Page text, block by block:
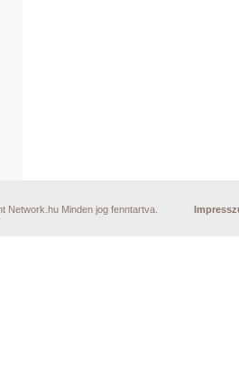
Network.hu Minden jog fenntartva.